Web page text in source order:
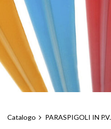
Catalogo PARASPIGOLI IN